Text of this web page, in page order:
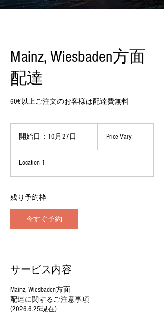
Mainz, Wiesbaden方面
配達
60€以上ご注文のお客様は配達費無料
開始日：10月27日
1
Price Vary
Location 1
残り予約枠
今すぐ予約
サービス内容
Mainz, Wiesbaden方面
配達に関するご注意事項
(2026.6.25現在)